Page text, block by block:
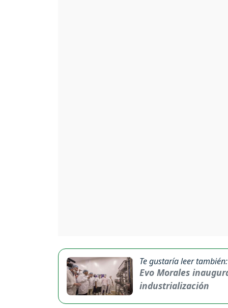
Te gustaría leer también:
Evo Morales
industrialización